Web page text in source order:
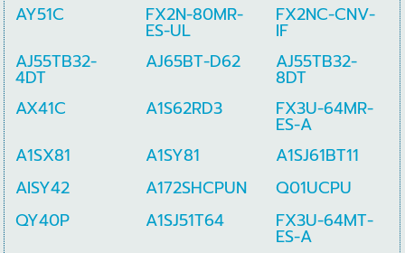
AY51C
FX2N-80MR-
ES-UL
FX2NC-CNV-
IF
AJ55TB32-
4DT
AJ65BT-D62 AJ55TB32-
8DT
AX41C
A1S62RD3 FX3U-64MR-
ES-A
A1SX81
A1SY81
A1SJ61BT11
AISY42
A172SHCPUN
Q01UCPU
QY40P
A1SJ51T64 FX3U-64MT-
ES-A